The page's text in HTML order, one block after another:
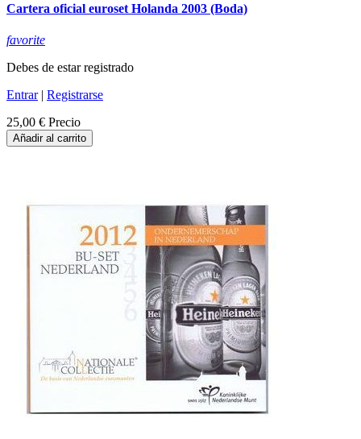
Cartera oficial euroset Holanda 2003 (Boda)
favorite
Debes de estar registrado
Entrar| Registrarse
25,00 € Precio
Añadir al carrito